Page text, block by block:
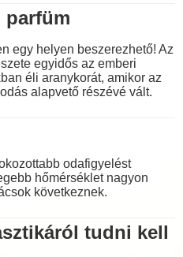
parfüm
egy helyen beszerezhető! Az
egyidős az emberi
éli aranykorát, amikor az
alapvető részévé vált.
odafigyelést
hőmérséklet nagyon
következnek.
tudni kell